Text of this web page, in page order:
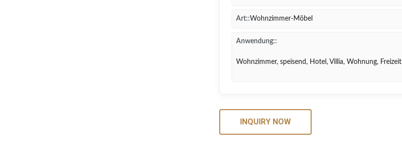
Art::Wohnzimmer-Möbel
Anwendung::
Wohnzimmer, speisend, Hotel, Villia, Wohnung, Freizeit
INQUIRY NOW